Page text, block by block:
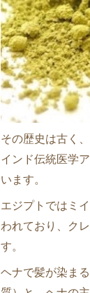
その歴史は古く
インド伝統医学
います。
エジプトではミ
われており、ク
す。
ヘナで髪が染ま